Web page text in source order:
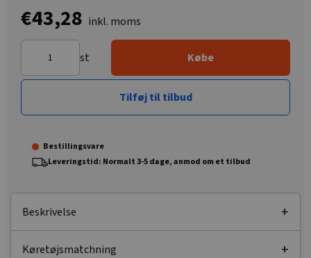
€43,28 inkl. moms
st Købe
Tilføj til tilbud
Bestillingsvare
Leveringstid: Normalt 3-5 dage, anmod om et tilbud
Beskrivelse
Køretøjsmatchning